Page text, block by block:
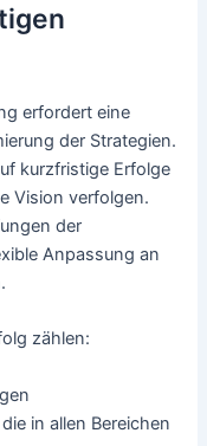
erfordert eine
der Strategien.
kurzfristige Erfolge
Vision verfolgen.
der
Anpassung an
zählen:
in allen Bereichen